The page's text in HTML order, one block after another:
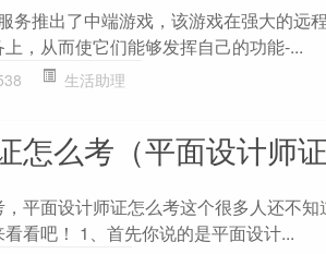
务推出了中端游戏，该游戏在强大的远
，从而使它们能够发挥自己的功能-...
生活助理
怎么考（平面设计师证
平面设计师证怎么考这个很多人还不
看吧！ 1、首先你说的是平面设计...